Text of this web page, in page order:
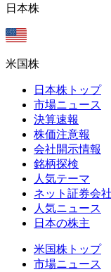
日本株
米国株
日本株トップ
市場ニュース
決算速報
株価注意報
会社開示情報
銘柄探検
人気テーマ
ネット証券会
人気ニュース
日本の株主
米国株トップ
市場ニュース